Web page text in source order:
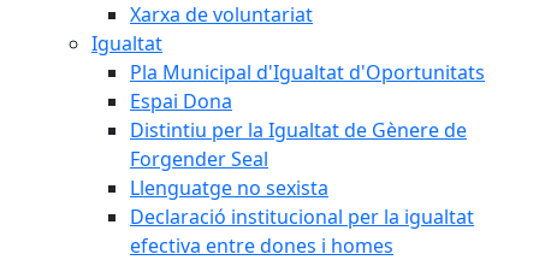
Xarxa de voluntariat
Igualtat
Pla Municipal d'Igualtat d'Oportunitats
Espai Dona
Distintiu per la Igualtat de Gènere de
Forgender Seal
Llenguatge no sexista
Declaració institucional per la igualtat
efectiva entre dones i homes